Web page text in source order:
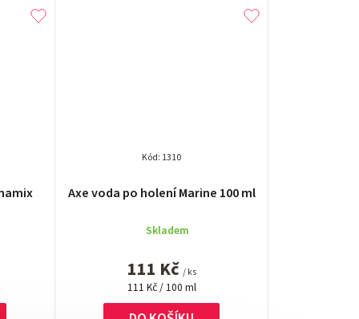
Axe voda po holení Marine 100 ml
Skladem
111 Kč / ks
Měrná
cena:
111 Kč / 100 ml
Kód: 1310